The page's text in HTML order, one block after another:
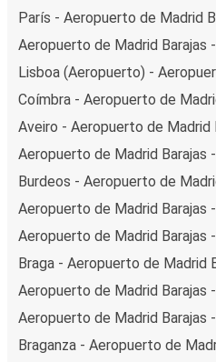
París - Aeropuerto de Madrid
Aeropuerto de Madrid Barajas
Lisboa (Aeropuerto) -
Coímbra - Aeropuerto de
Aveiro - Aeropuerto de Madrid
Aeropuerto de Madrid Barajas
Burdeos - Aeropuerto de
Aeropuerto de Madrid Barajas
Aeropuerto de Madrid Barajas
Braga - Aeropuerto de Madrid
Aeropuerto de Madrid Barajas
Aeropuerto de Madrid Barajas
Braganza - Aeropuerto de